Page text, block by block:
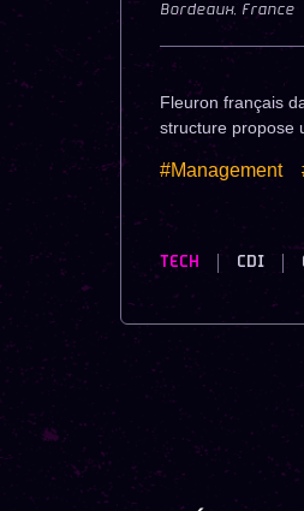
Bordeaux, France
Fleuron français
structure propose
#Management
TECH CDI